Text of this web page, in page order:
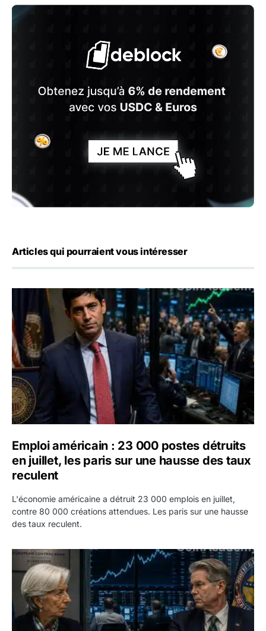
Articles qui pourraient vous intéresser
Emploi américain : 23 000 postes détruits en juillet, les
Emploi américain : 23 000 postes détruits
en juillet, les paris sur une hausse des taux
reculent
L'économie américaine a détruit 23 000 emplois en juillet,
contre 80 000 créations attendues. Les paris sur une hausse
des taux reculent.
Yen : Washington a vendu des euros sans prévenir la